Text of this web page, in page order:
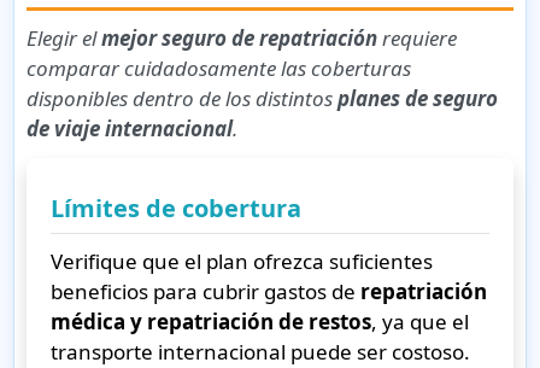
Elegir elmejor seguro de repatriaciónrequiere
comparar cuidadosamente las coberturas
disponibles dentro de los distintosplanes de seguro
de viaje internacional.
Límites de cobertura
Verifique que el plan ofrezca suficientes
beneficios para cubrir gastos de repatriación
médica y repatriación de restos, ya que el
transporte internacional puede ser costoso.